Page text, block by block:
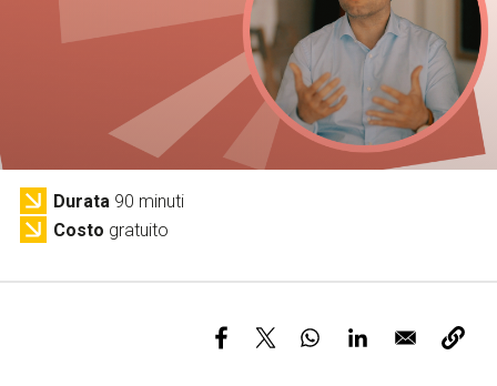
Servizi e accessibilità
Contatti
Biglietti
Durata 90 minuti
Costo gratuito